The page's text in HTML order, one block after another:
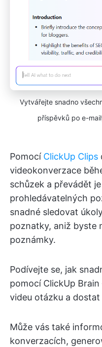
Vytvářejte snadno
příspěvků po e-
Pomocí ClickUp Clips
videokonverzace
schůzek a převádět
prohledávatelných
snadné sledovat
poznatky, aniž byste
poznámky.
Podívejte se, jak
pomocí ClickUp
videu otázku a
Může vás také
konverzacích,